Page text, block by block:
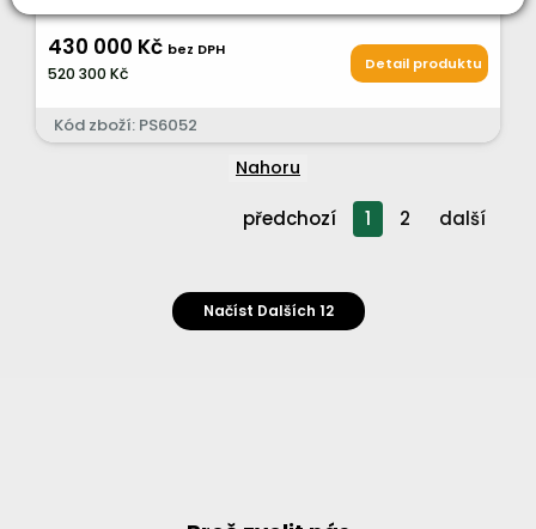
430 000 Kč bez DPH
520 300 Kč Detail produktu
Kód zboží: PS6052
Nahoru
předchozí 1 2 další
Načíst Dalších 12